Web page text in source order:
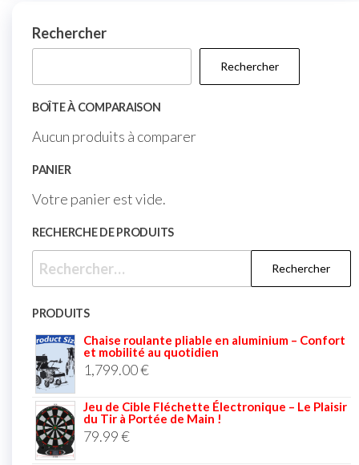
Rechercher
Rechercher
BOÎTE À COMPARAISON
Aucun produits à comparer
PANIER
Votre panier est vide.
RECHERCHE DE PRODUITS
PRODUITS
Chaise roulante pliable en aluminium – Confort
et mobilité au quotidien
1,799.00€
Jeu de Cible Fléchette Électronique – Le Plaisir
du Tir à Portée de Main !
79.99€